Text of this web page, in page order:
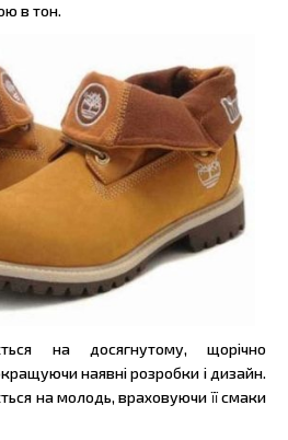
в тон.
на досягнутому, щорічно
наявні розробки і дизайн.
на молодь, враховуючи її смаки